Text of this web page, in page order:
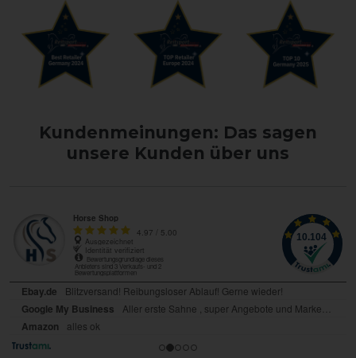
Kundenmeinungen: Das sagen
unsere Kunden über uns